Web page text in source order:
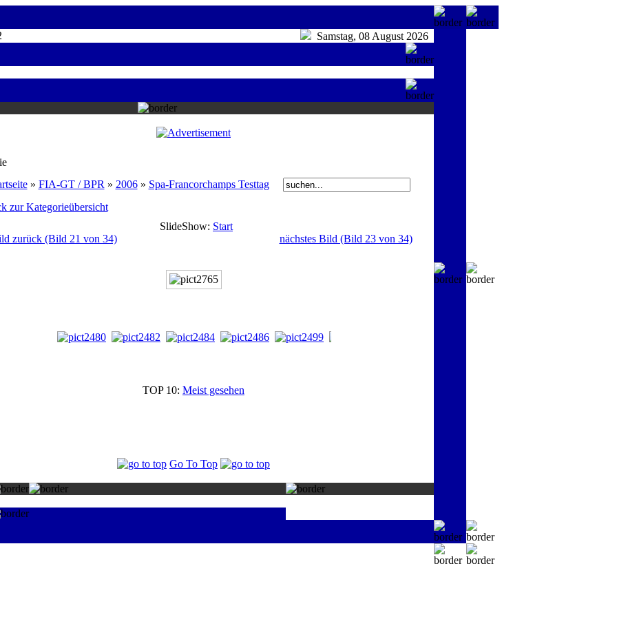
Samstag, 08 August 2026
» FIA-GT / BPR » 2006» Spa-Francorchamps Testtag
zur Kategorieübersicht
SlideShow: Start
zurück (Bild 21 von 34)
nächstes Bild (Bild 23 von 34)
TOP 10: Meist gesehen
Go To Top